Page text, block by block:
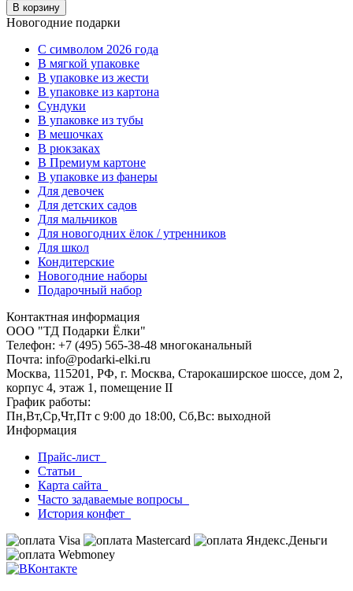
В корзину
Новогодние подарки
C символом 2026 года
В мягкой упаковке
В упаковке из жести
В упаковке из картона
Сундуки
В упаковке из тубы
В мешочках
В рюкзаках
В Премиум картоне
В упаковке из фанеры
Для девочек
Для детских садов
Для мальчиков
Для новогодних ёлок / утренников
Для школ
Кондитерские
Новогодние наборы
Подарочный набор
Контактная информация
ООО "ТД Подарки Ёлки"
Телефон: +7 (495) 565-38-48 многоканальный
Почта: info@podarki-elki.ru
Москва, 115201, РФ, г. Москва, Старокаширское шоссе, дом 2,
корпус 4, этаж 1, помещение II
График работы:
Пн,Вт,Ср,Чт,Пт с 9:00 до 18:00, Сб,Вс: выходной
Информация
Прайс-лист
Статьи
Карта сайта
Часто задаваемые вопросы
История конфет